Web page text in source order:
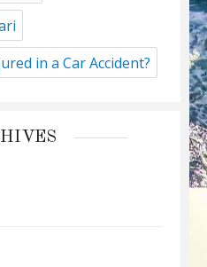
in a Car Accident?